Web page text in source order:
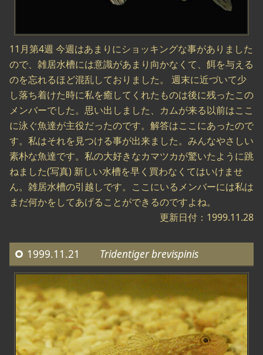
11月第4週 今週はあまりにショッキングな事がありました
ので、雑居水槽には意識があまり向かなくて、餌を与える
のを忘れるほど混乱しておりました。 週末に近づいて少
し落ち着けた時に私を癒してくれたものは後に残ったこの
メンバーでした。思い出しました、カムが来る以前はここ
に泳ぐ魚達が主役だったのです。解答はここにあったので
す。私はそれを見つける事が出来ました。みんなやさしい
素朴な魚達です。私の大好きなカマツカが驚いたように跳
ねました(写真) 新しい水槽を早く買わなくてはいけませ
ん。雑居水槽の引越しです。ここにいるメンバーには私は
まだ何かをしてあげることができるのですよね。
更新日付：1999.11.28
1999.11.21 Tridentiger brevispinis